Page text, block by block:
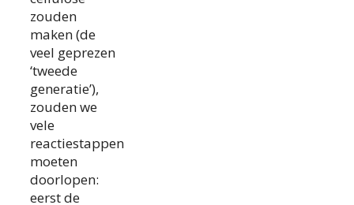
zouden
maken (de
veel geprezen
‘tweede
generatie’),
zouden we
vele
reactiestappen
moeten
doorlopen:
eerst de